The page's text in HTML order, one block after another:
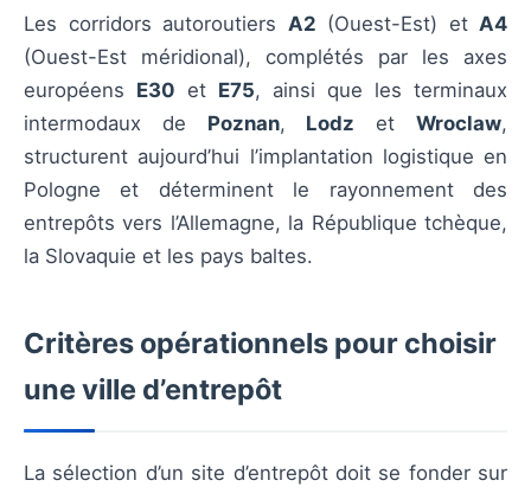
Les corridors autoroutiers A2 (Ouest-Est) et A4
(Ouest-Est méridional), complétés par les axes
européens E30 et E75, ainsi que les terminaux
intermodaux de Poznan, Lodz etWroclaw,
structurent aujourd’hui l’implantation logistique en
Pologne et déterminent le rayonnement des
entrepôts vers l’Allemagne, la République tchèque,
la Slovaquie et les pays baltes.
Critères opérationnels pour choisir
une ville d’entrepôt
La sélection d’un site d’entrepôt doit se fonder sur